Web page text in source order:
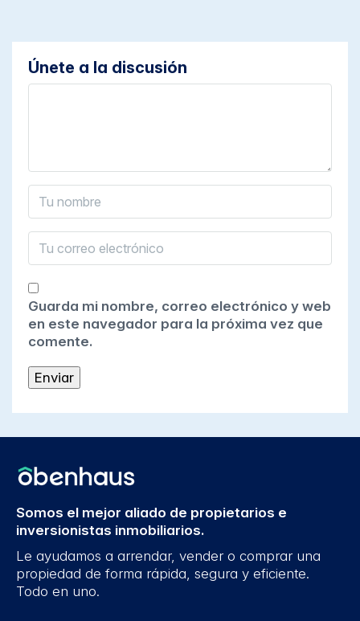
Únete a la discusión
Guarda mi nombre, correo electrónico y web
en este navegador para la próxima vez que
comente.
Somos el mejor aliado de propietarios e
inversionistas inmobiliarios.
Le ayudamos a arrendar, vender o comprar una
propiedad de forma rápida, segura y eficiente.
Todo en uno.